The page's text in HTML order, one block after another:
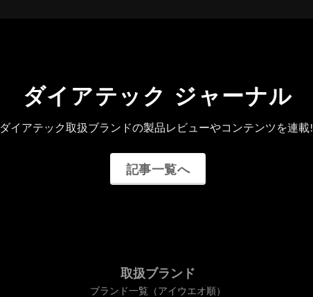
ダイアテック ジャーナル
ダイアテック取扱ブランドの製品レビューやコンテンツを連載
記事一覧へ
取扱ブランド
ブランド一覧（アイウエオ順）